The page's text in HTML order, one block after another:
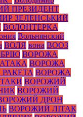
ПРЕЗИДЕНТ
ЗЕЛЕНСЬКИЙ
ВОЛОНТЕРКА
Вольнянский
ВОЛЯ вона ВООЗ
ВОРОЖА
ВОРОЖА
ВОРОЖА
ВОРОЖИЙ
ВОРОЖИЙ
ДРОН
ВОРОЖИЙ ЛІТАК